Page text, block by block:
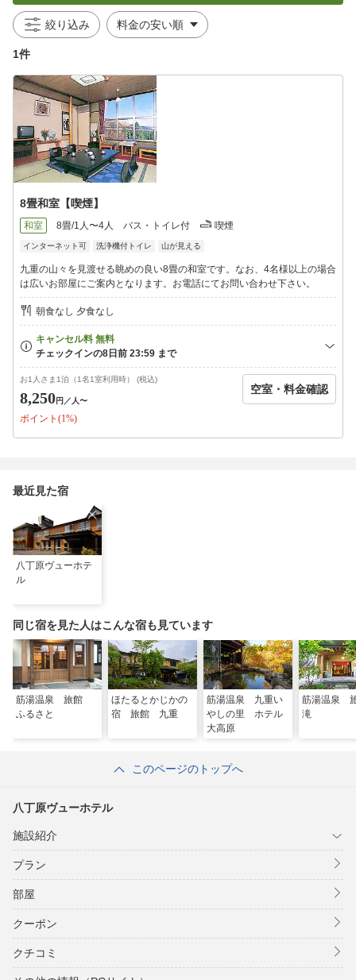
※数に限りがありますのでお早めにどうぞ。
※連泊も承ります。
※詳しくはお問い合わせください。
りオーバーブッキングになる場合がございます。その際は申し訳
ございませんが、お電話からのご予約を優先させて頂く場合がご
ざいますのでご了承下さいませ。
絞り込み
1件
8畳和室【喫煙】
和室 8畳/1人〜4人 バス・トイレ付 喫煙
インターネット可 洗浄機付トイレ 山が見える
九重の山々を見渡せる眺めの良い8畳の和室です。なお、4名様以上の場合
は広いお部屋にご案内となります。お電話にてお問い合わせ下さい。
朝食なし 夕食なし
お1人さま1泊（1名1室利用時） (税込)
8,250円 ／人〜
ポイント(1%)
空室・料金確認
最近見た宿
八丁原ヴューホテ
ル
同じ宿を見た人はこんな宿も見ています
筋湯温泉 旅館
ふるさと
ほたるとかじかの
宿 旅館 九重
筋湯温泉 九重い
やしの里 ホテル
大高原
筋湯温泉
滝
このページのトップへ
八丁原ヴューホテル
施設紹介
プラン
部屋
クーポン
クチコミ